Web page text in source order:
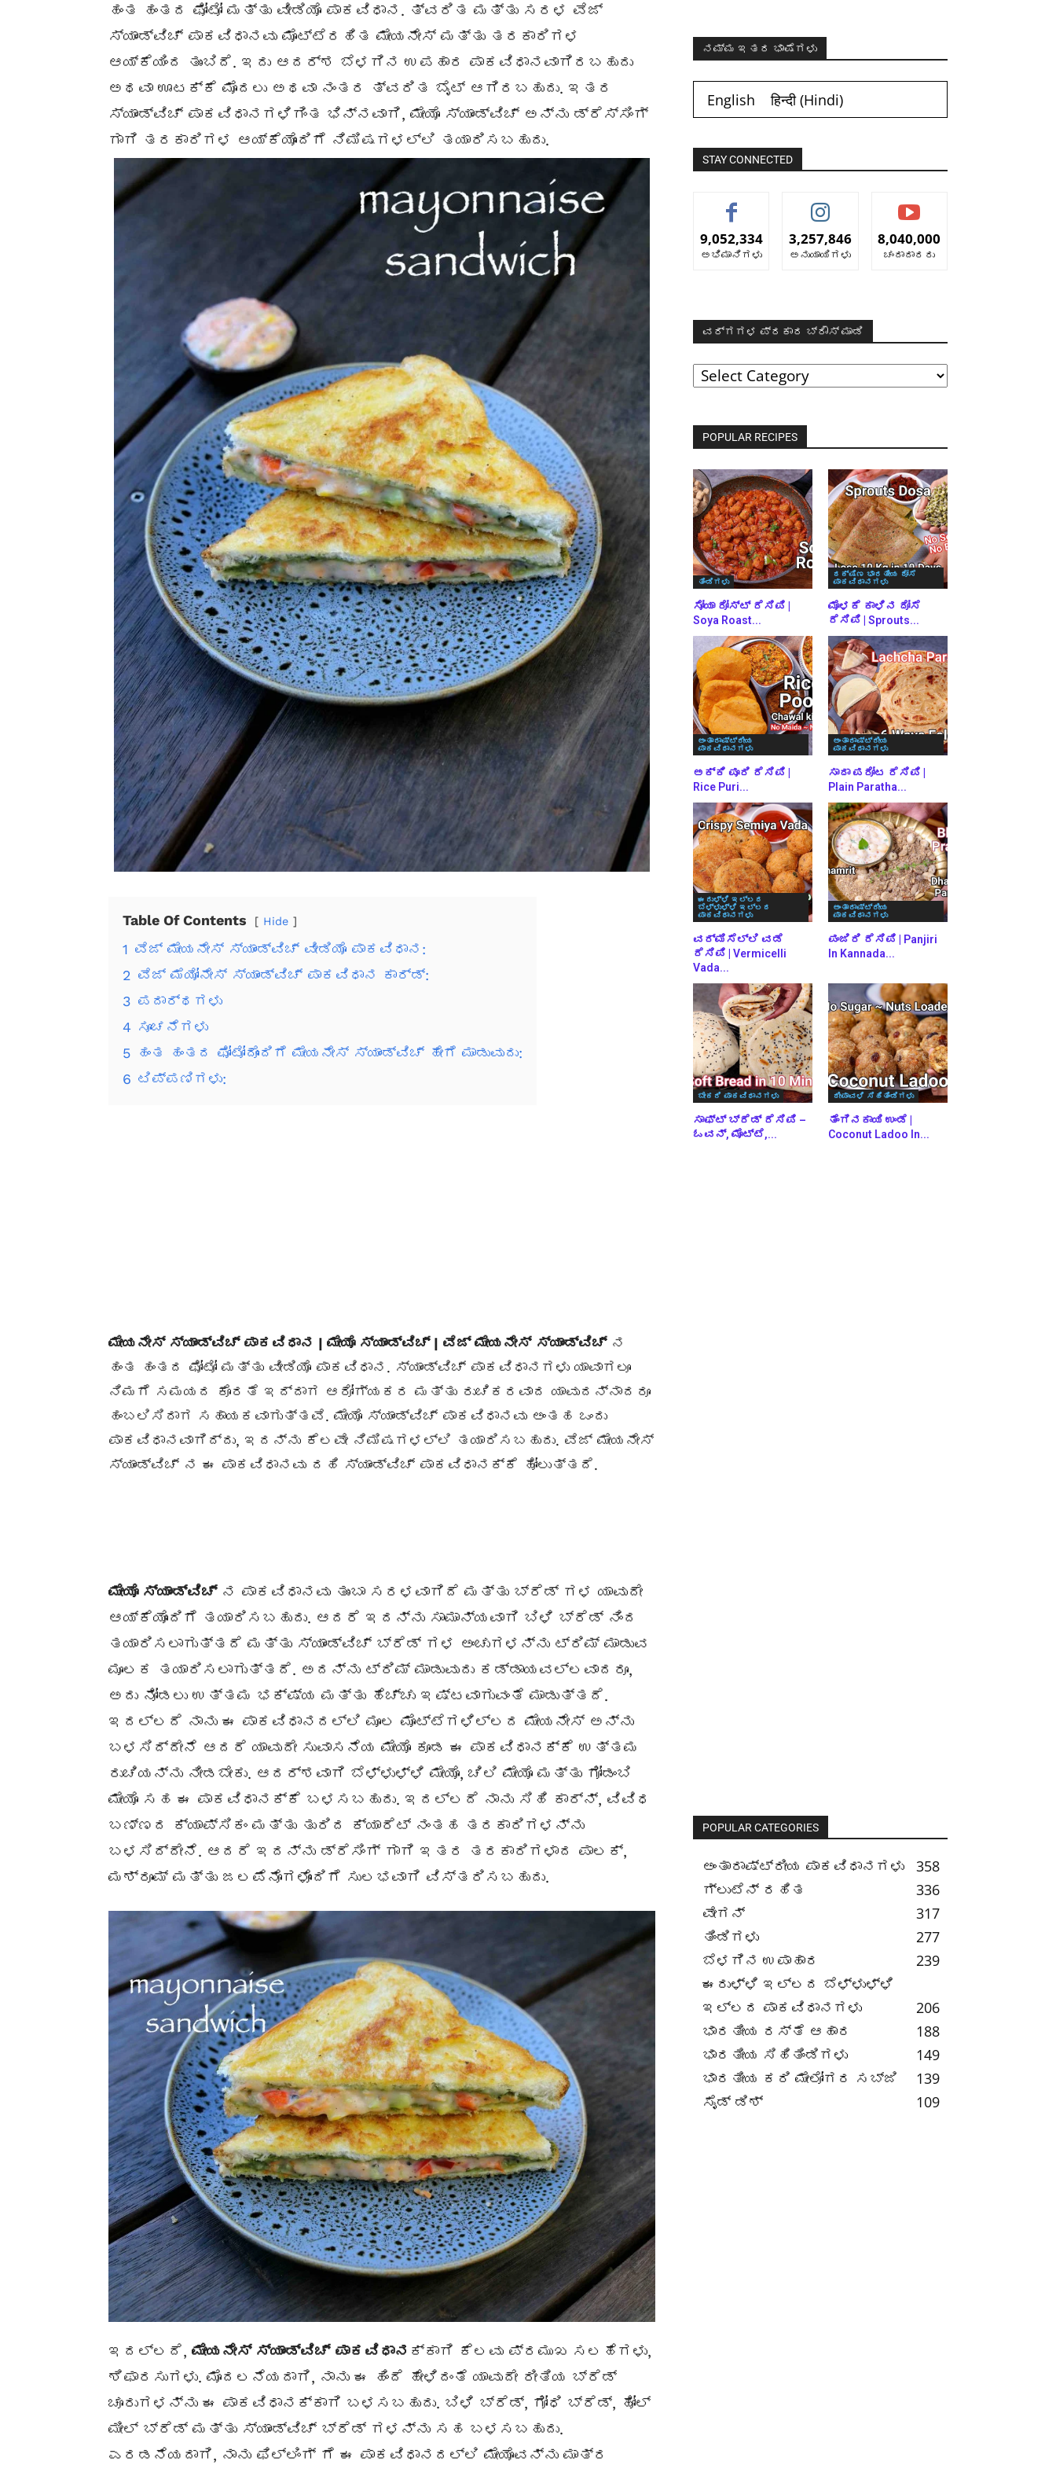
ಹಂತ ಹಂತದ ಫೋಟೋ ಮತ್ತು ವೀಡಿಯೊ ಪಾಕವಿಧಾನ. ತ್ವರಿತ ಮತ್ತು ಸರಳ ವೆಜ್
ಸ್ಯಾಂಡ್ವಿಚ್ ಪಾಕವಿಧಾನವು ಮೊಟ್ಟೆರಹಿತ ಮೇಯನೇಸ್ ಮತ್ತು ತರಕಾರಿಗಳ
ಆಯ್ಕೆಯಿಂದ ತುಂಬಿದೆ. ಇದು ಆದರ್ಶ ಬೆಳಗಿನ ಉಪಹಾರ ಪಾಕವಿಧಾನವಾಗಿರಬಹುದು
ಅಥವಾ ಊಟಕ್ಕೆ ಮೊದಲು ಅಥವಾ ನಂತರ ತ್ವರಿತ ಬೈಟ್ ಆಗಿರಬಹುದು. ಇತರ
ಸ್ಯಾಂಡ್ವಿಚ್ ಪಾಕವಿಧಾನಗಳಿಗಿಂತ ಭಿನ್ನವಾಗಿ, ಮೇಯೊ ಸ್ಯಾಂಡ್ವಿಚ್ ಅನ್ನು ಡ್ರೆಸ್ಸಿಂಗ್
ಗಾಗಿ ತರಕಾರಿಗಳ ಆಯ್ಕೆಯೊಂದಿಗೆ ನಿಮಿಷಗಳಲ್ಲಿ ತಯಾರಿಸಬಹುದು.
Table Of Contents Hide
1 ವೆಜ್ ಮೇಯನೇಸ್ ಸ್ಯಾಂಡ್ವಿಚ್ ವೀಡಿಯೊ ಪಾಕವಿಧಾನ:
2 ವೆಜ್ ಮೆಯೋನೇಸ್ ಸ್ಯಾಂಡ್ವಿಚ್ ಪಾಕವಿಧಾನ ಕಾರ್ಡ್:
3 ಪದಾರ್ಥಗಳು
4 ಸೂಚನೆಗಳು
5 ಹಂತ ಹಂತದ ಫೋಟೋದೊಂದಿಗೆ ಮೇಯನೇಸ್ ಸ್ಯಾಂಡ್ವಿಚ್ ಹೇಗೆ ಮಾಡುವುದು:
6 ಟಿಪ್ಪಣಿಗಳು:
ಮೇಯನೇಸ್ ಸ್ಯಾಂಡ್ವಿಚ್ ಪಾಕವಿಧಾನ | ಮೇಯೊ ಸ್ಯಾಂಡ್ವಿಚ್ | ವೆಜ್ ಮೇಯನೇಸ್ ಸ್ಯಾಂಡ್ವಿಚ್ನ
ಹಂತ ಹಂತದ ಫೋಟೋ ಮತ್ತು ವೀಡಿಯೊ ಪಾಕವಿಧಾನ. ಸ್ಯಾಂಡ್ವಿಚ್ ಪಾಕವಿಧಾನಗಳು ಯಾವಾಗಲೂ
ನಿಮಗೆ ಸಮಯದ ಕೊರತೆ ಇದ್ದಾಗ ಆರೋಗ್ಯಕರ ಮತ್ತು ರುಚಿಕರವಾದ ಯಾವುದನ್ನಾದರೂ
ಹಂಬಲಿಸಿದಾಗ ಸಹಾಯಕವಾಗುತ್ತವೆ. ಮೇಯೊ ಸ್ಯಾಂಡ್ವಿಚ್ ಪಾಕವಿಧಾನವು ಅಂತಹ ಒಂದು
ಪಾಕವಿಧಾನವಾಗಿದ್ದು, ಇದನ್ನು ಕೆಲವೇ ನಿಮಿಷಗಳಲ್ಲಿ ತಯಾರಿಸಬಹುದು. ವೆಜ್ ಮೇಯನೇಸ್
ಸ್ಯಾಂಡ್ವಿಚ್ ನ ಈ ಪಾಕವಿಧಾನವು ದಹಿ ಸ್ಯಾಂಡ್ವಿಚ್ ಪಾಕವಿಧಾನಕ್ಕೆ ಹೋಲುತ್ತದೆ.
ಮೇಯೊ ಸ್ಯಾಂಡ್ವಿಚ್ನ ಪಾಕವಿಧಾನವು ತುಂಬಾ ಸರಳವಾಗಿದೆ ಮತ್ತು ಬ್ರೆಡ್ ಗಳ ಯಾವುದೇ
ಆಯ್ಕೆಯೊಂದಿಗೆ ತಯಾರಿಸಬಹುದು. ಆದರೆ ಇದನ್ನು ಸಾಮಾನ್ಯವಾಗಿ ಬಿಳಿ ಬ್ರೆಡ್ ನಿಂದ
ತಯಾರಿಸಲಾಗುತ್ತದೆ ಮತ್ತು ಸ್ಯಾಂಡ್ವಿಚ್ ಬ್ರೆಡ್ ಗಳ ಅಂಚುಗಳನ್ನು ಟ್ರಿಮ್ ಮಾಡುವ
ಮೂಲಕ ತಯಾರಿಸಲಾಗುತ್ತದೆ. ಅದನ್ನು ಟ್ರಿಮ್ ಮಾಡುವುದು ಕಡ್ಡಾಯವಲ್ಲವಾದರೂ,
ಅದು ನೋಡಲು ಉತ್ತಮ ಭಕ್ಷ್ಯ ಮತ್ತು ಹೆಚ್ಚು ಇಷ್ಟವಾಗುವಂತೆ ಮಾಡುತ್ತದೆ.
ಇದಲ್ಲದೆ ನಾನು ಈ ಪಾಕವಿಧಾನದಲ್ಲಿ ಮೂಲ ಮೊಟ್ಟೆಗಳಿಲ್ಲದ ಮೇಯನೇಸ್ ಅನ್ನು
ಬಳಸಿದ್ದೇನೆ ಆದರೆ ಯಾವುದೇ ಸುವಾಸನೆಯ ಮೇಯೊ ಕೂಡ ಈ ಪಾಕವಿಧಾನಕ್ಕೆ ಉತ್ತಮ
ರುಚಿಯನ್ನು ನೀಡಬೇಕು. ಆದರ್ಶವಾಗಿ ಬೆಳ್ಳುಳ್ಳಿ ಮೇಯೊ, ಚಿಲಿ ಮೇಯೊ ಮತ್ತು ಗೋಡಂಬಿ
ಮೇಯೊ ಸಹ ಈ ಪಾಕವಿಧಾನಕ್ಕೆ ಬಳಸಬಹುದು. ಇದಲ್ಲದೆ ನಾನು ಸಿಹಿ ಕಾರ್ನ್, ವಿವಿಧ
ಬಣ್ಣದ ಕ್ಯಾಪ್ಸಿಕಂ ಮತ್ತು ತುರಿದ ಕ್ಯಾರೆಟ್ ನಂತಹ ತರಕಾರಿಗಳನ್ನು
ಬಳಸಿದ್ದೇನೆ. ಆದರೆ ಇದನ್ನು ಡ್ರೆಸಿಂಗ್ ಗಾಗಿ ಇತರ ತರಕಾರಿಗಳಾದ ಪಾಲಕ್,
ಮಶ್ರೂಮ್ ಮತ್ತು ಜಲಪೆನೊಗಳೊಂದಿಗೆ ಸುಲಭವಾಗಿ ವಿಸ್ತರಿಸಬಹುದು.
ಇದಲ್ಲದೆ, ಮೇಯನೇಸ್ ಸ್ಯಾಂಡ್ವಿಚ್ ಪಾಕವಿಧಾನ ಕ್ಕಾಗಿ ಕೆಲವು ಪ್ರಮುಖ ಸಲಹೆಗಳು,
ಶಿಫಾರಸುಗಳು. ಮೊದಲನೆಯದಾಗಿ, ನಾನು ಈ ಹಿಂದೆ ಹೇಳಿದಂತೆ ಯಾವುದೇ ರೀತಿಯ ಬ್ರೆಡ್
ಚೂರುಗಳನ್ನು ಈ ಪಾಕವಿಧಾನಕ್ಕಾಗಿ ಬಳಸಬಹುದು. ಬಿಳಿ ಬ್ರೆಡ್, ಗೋಧಿ ಬ್ರೆಡ್, ಹೋಲ್
ಮೀಲ್ ಬ್ರೆಡ್ ಮತ್ತು ಸ್ಯಾಂಡ್ವಿಚ್ ಬ್ರೆಡ್ ಗಳನ್ನು ಸಹ ಬಳಸಬಹುದು.
ಎರಡನೆಯದಾಗಿ, ನಾನು ಫಿಲ್ಲಿಂಗ್ ಗೆ ಈ ಪಾಕವಿಧಾನದಲ್ಲಿ ಮೇಯೊವನ್ನು ಮಾತ್ರ
ನಮ್ಮ ಇತರ ಭಾಷೆಗಳು
English हिन्दी(Hindi)
STAY CONNECTED
9,052,334
ಅಭಿಮಾನಿಗಳು
3,257,846
ಅನುಯಾಯಿಗಳು
8,040,000
ಚಂದಾದಾರರು
ವರ್ಗಗಳ ಪ್ರಕಾರ ಬ್ರೌಸ್ ಮಾಡಿ
ವರ್ಗಗಳ
ಪ್ರಕಾರ
ಬ್ರೌಸ್
POPULAR RECIPES
ತಿಂಡಿಗಳು
ಸೋಯಾ ರೋಸ್ಟ್ ರೆಸಿಪಿ |
Soya Roast...
ದಕ್ಷಿಣ ಭಾರತೀಯ ದೋಸೆ
ಪಾಕವಿಧಾನಗಳು
ಮೊಳಕೆ ಕಾಳಿನ ದೋಸೆ
ರೆಸಿಪಿ | Sprouts...
ಅಂತಾರಾಷ್ಟ್ರೀಯ
ಪಾಕವಿಧಾನಗಳು
ಅಕ್ಕಿ ಪೂರಿ ರೆಸಿಪಿ |
Rice Puri...
ಅಂತಾರಾಷ್ಟ್ರೀಯ
ಪಾಕವಿಧಾನಗಳು
ಸಾದಾ ಪರೋಟ ರೆಸಿಪಿ |
Plain Paratha...
ಈರುಳ್ಳಿ ಇಲ್ಲದ
ಬೆಳ್ಳುಳ್ಳಿ ಇಲ್ಲದ
ಪಾಕವಿಧಾನಗಳು
ವರ್ಮಿಸೆಲ್ಲಿ ವಡೆ
ರೆಸಿಪಿ | Vermicelli
Vada...
ಅಂತಾರಾಷ್ಟ್ರೀಯ
ಪಾಕವಿಧಾನಗಳು
ಪಂಜಿರಿ ರೆಸಿಪಿ | Panjiri
In Kannada...
ಬೇಕರಿ ಪಾಕವಿಧಾನಗಳು
ಸಾಫ್ಟ್ ಬ್ರೆಡ್ ರೆಸಿಪಿ –
ಓವನ್, ಮೊಟ್ಟೆ,...
ದೀಪಾವಳಿ ಸಿಹಿತಿಂಡಿಗಳು
ತೆಂಗಿನಕಾಯಿ ಉಂಡೆ |
Coconut Ladoo In...
POPULAR CATEGORIES
ಅಂತಾರಾಷ್ಟ್ರೀಯ ಪಾಕವಿಧಾನಗಳು
358
ಗ್ಲುಟೆನ್ ರಹಿತ
336
ವೇಗನ್
317
ತಿಂಡಿಗಳು
277
ಬೆಳಗಿನ ಉಪಾಹಾರ
239
ಈರುಳ್ಳಿ ಇಲ್ಲದ ಬೆಳ್ಳುಳ್ಳಿ
ಇಲ್ಲದ ಪಾಕವಿಧಾನಗಳು
206
ಭಾರತೀಯ ರಸ್ತೆ ಆಹಾರ
188
ಭಾರತೀಯ ಸಿಹಿತಿಂಡಿಗಳು
149
ಭಾರತೀಯ ಕರಿ ಮೇಲೋಗರ ಸಬ್ಜಿ
139
ಸೈಡ್ ಡಿಶ್
109